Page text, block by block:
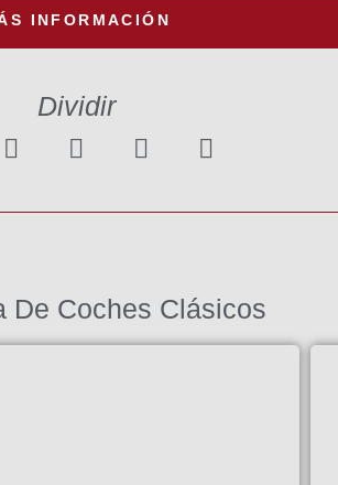
INFORMACIÓN
Dividir
De Coches Clásicos